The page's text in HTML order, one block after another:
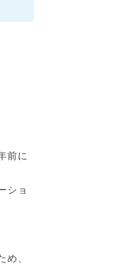
前に
ショ
め、